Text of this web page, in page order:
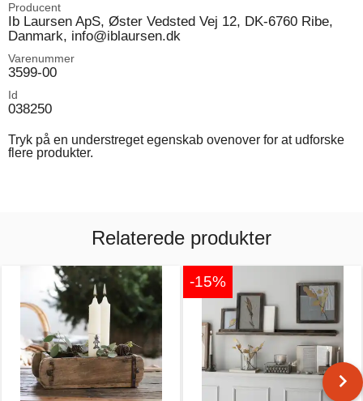
Producent
Ib Laursen ApS, Øster Vedsted Vej 12, DK-6760 Ribe,
Danmark, info@iblaursen.dk
Varenummer
3599-00
Id
038250
Tryk på en understreget egenskab ovenover for at udforske
flere produkter.
Relaterede produkter
-15%